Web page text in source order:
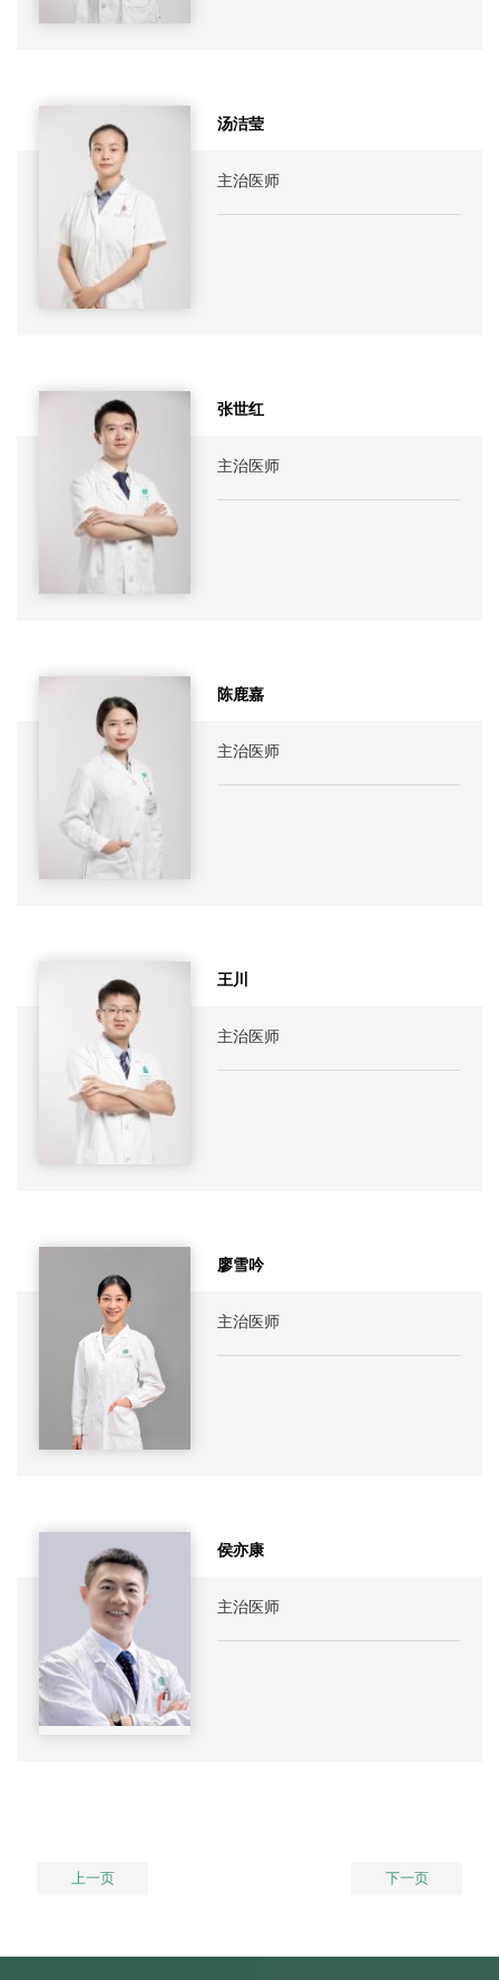
汤洁莹
主治医师
张世红
主治医师
陈鹿嘉
主治医师
王川
主治医师
廖雪吟
主治医师
侯亦康
主治医师
上一页 下一页